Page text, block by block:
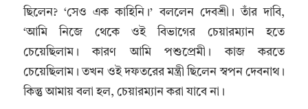
ছিলেন? ‘সেও এক কাহিনি।’ বললেন দেবশ্রী। তাঁর দাবি,
‘আমি নিজে থেকে ওই বিভাগের চেয়ারম্যান হতে
চেয়েছিলাম। কারণ আমি পশুপ্রেমী। কাজ করতে
চেয়েছিলাম। তখন ওই দফতরের মন্ত্রী ছিলেন স্বপন দেবনাথ।
কিন্তু আমায় বলা হল, চেয়ারম্যান করা যাবে না।